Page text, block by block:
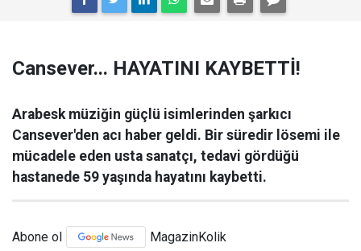
Cansever... HAYATINI KAYBETTİ!
Arabesk müziğin güçlü isimlerinden şarkıcı
Cansever'den acı haber geldi. Bir süredir lösemi ile
mücadele eden usta sanatçı, tedavi gördüğü
hastanede 59 yaşında hayatını kaybetti.
Abone ol MagazinKolik